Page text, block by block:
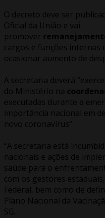
O decreto deve ser
Oficial da União e vai
promover
cargos e funções internas
ocasionar aumento de
A secretaria deverá
do Ministério na
executadas durante a
importância nacional em
novo coronavírus”.
“A secretaria está
nacionais e ações de
saúde para o
com os gestores
Federal, bem como de
Plano Nacional da
SG.